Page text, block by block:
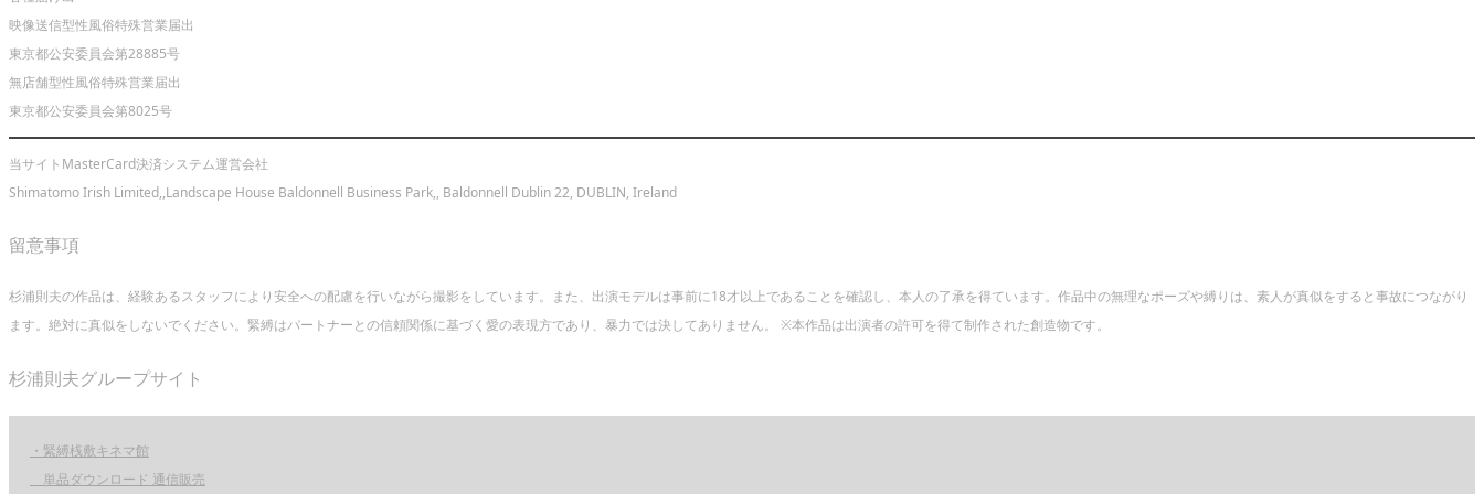
映像送信型性風俗特殊営業届出
東京都公安委員会第28885号
無店舗型性風俗特殊営業届出
東京都公安委員会第8025号
当サイトMasterCard決済システム運営会社
Shimatomo Irish Limited,,Landscape House Baldonnell Business Park,, Baldonnell Dublin 22, DUBLIN, Ireland
留意事項
杉浦則夫の作品は、経験あるスタッフにより安全への配慮を行いながら撮影をしています。また、出演モデルは事前に18才以上であることを確認し、本人の了承を得ています。作品中の無理なポーズや縛りは、素人が真似をすると事故につながり
ます。絶対に真似をしないでください。緊縛はパートナーとの信頼関係に基づく愛の表現方であり、暴力では決してありません。 ※本作品は出演者の許可を得て制作された創造物です。
杉浦則夫グループサイト
・緊縛桟敷キネマ館
単品ダウンロード 通信販売